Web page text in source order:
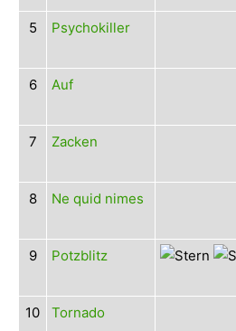
5 Psychokiller
6 Auf
7 Zacken
8 Ne quid nimes
9 Potzblitz
10 Tornado